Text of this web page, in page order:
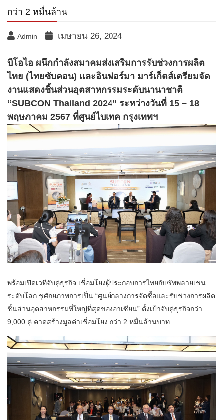
กว่า 2 หมื่นล้าน
Admin เมษายน 26, 2024
บีโอไอ ผนึกกำลังสมาคมส่งเสริมการรับช่วงการผลิต
ไทย (ไทยซับคอน) และอินฟอร์มา มาร์เก็ตส์เตรียมจัด
งานแสดงชิ้นส่วนอุตสาหกรรมระดับนานาชาติ
“SUBCON Thailand 2024” ระหว่างวันที่ 15 – 18
พฤษภาคม 2567 ที่ศูนย์ไบเทค กรุงเทพฯ
พร้อมเปิดเวทีจับคู่ธุรกิจ เชื่อมโยงผู้ประกอบการไทยกับซัพพลายเชน
ระดับโลก ชูศักยภาพการเป็น “ศูนย์กลางการจัดซื้อและรับช่วงการผลิต
ชิ้นส่วนอุตสาหกรรมที่ใหญ่ที่สุดของอาเซียน” ตั้งเป้าจับคู่ธุรกิจกว่า
9,000 คู่ คาดสร้างมูลค่าเชื่อมโยง กว่า 2 หมื่นล้านบาท